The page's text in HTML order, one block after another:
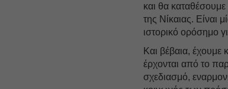
και θα
της Νίκαιας. Είναι
ιστορικό ορόσημο
Και βέβαια, έχουμε
έρχονται από το
σχεδιασμό,